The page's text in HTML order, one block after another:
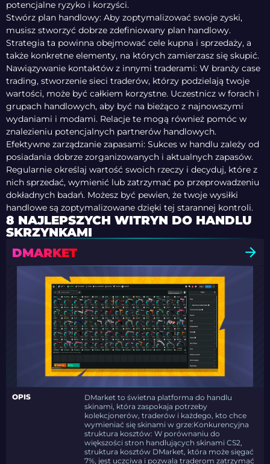
potencjalne ryzyko i korzyści.
Stwórz plan handlowy: Aby zoptymalizować swoje zyski,
musisz stworzyć dobrze zdefiniowany plan handlowy.
Strategia ta powinna obejmować cele kupna i sprzedaży, a
także konkretne elementy, na których zamierzasz się skupić.
Nawiązywanie kontaktów z innymi traderami: W branży case
trading, stworzenie sieci traderów, którzy podzielają twoje
wartości, może być całkiem korzystne. Uczestnicz w forach i
grupach handlowych, aby być na bieżąco z najnowszymi
wydaniami i modami. Relacje te mogą również pomóc w
znalezieniu potencjalnych partnerów handlowych.
Efektywne zarządzanie zapasami: Sukces w handlu zależy od
posiadania dobrze zorganizowanych i aktualnych zapasów.
Regularnie określaj wartość swoich rzeczy i decyduj, które z
nich sprzedać, wymienić lub zatrzymać po przeprowadzeniu
dokładnych badań. Możesz być pewien, że twoje wysiłki
handlowe są zoptymalizowane dzięki tej starannej kontroli.
8 NAJLEPSZYCH WITRYN DO HANDLU
SKRZYNKAMI
DMARKET
OPIS
DMarket to świetna platforma do handlu
skinami, która zaspokaja potrzeby
kolekcjonerów, traderów i każdego, kto chce
wymieniać się skinami w grze:Konkurencyjna
struktura kosztów: W porównaniu do
większości stron handlujących skinami CS2,
struktura kosztów DMarket, która może sięgać
7%, jest uczciwa i pozwala traderom zatrzymać